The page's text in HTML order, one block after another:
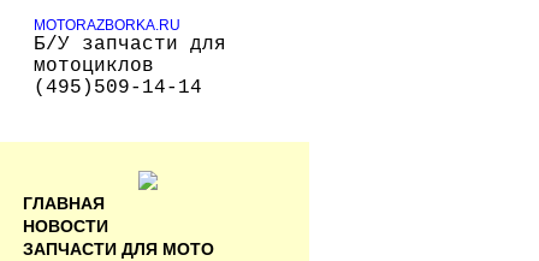
MOTORAZBORKA.RU
Б/У запчасти для
мотоциклов
(495)509-14-14
ГЛАВНАЯ
НОВОСТИ
ЗАПЧАСТИ ДЛЯ МОТО